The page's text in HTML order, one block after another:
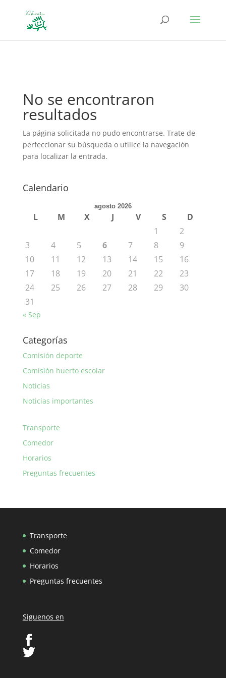
No se encontraron
resultados
La página solicitada no pudo encontrarse. Trate de
perfeccionar su búsqueda o utilice la navegación
para localizar la entrada.
Calendario
agosto 2026
L M X J V S
D
1
2
3
4 5 6 7 8
9
10
11 12 13 14 15
16
17
18 19 20 21 22
23
24
25 26 27 28 29
30
31
« Sep
Categorías
Comisión deporte
Comisión huerto escolar
Noticias
Noticias importantes
Transporte
Comedor
Horarios
Preguntas frecuentes
Transporte
Comedor
Horarios
Preguntas frecuentes
Siguenos en